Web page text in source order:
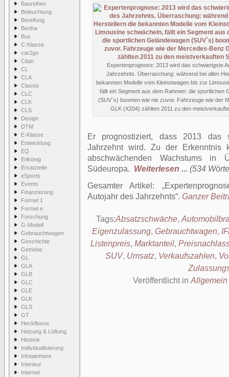
Baureihen
Beleuchtung
Bereifung
Bertha
Bus
C-Klasse
car2go
Citan
CL
CLA
Classic
CLC
CLK
CLS
Design
DTM
E-Klasse
Entwicklung
EQ
Erlkönig
Ersatzteile
eSports
Events
Finanzierung
Formel 1
Formel e
Forschung
G-Modell
Gebrauchtwagen
Geschichte
Getriebe
GL
GLA
GLB
GLC
GLE
GLK
GLS
GT
Heckflosse
Heizung & Lüftung
Historie
Individualisierung
Infotainment
Interieur
Internet
Expertenprognose: 2013 wird das schwierigste
Jahrzehnts. Überraschung: während bei allen
bekannten Modelle vom Kleinstwagen bis zur
fällt ein Segment aus dem Rahmen: die sportlichen
(SUV´s) boomen wie nie zuvor. Fahrzeuge wie der
GLK (X204) zählten 2011 zu den
Er prognostiziert, dass 2013 das
Jahrzehnt wird. Zu der Erkenntnis
abschwächenden Wachstums
Südeuropa. Weiterlesen ... (534
Gesamter Artikel:
Autojahr des Jahrzehnts . Ganzer
Tags:Absatzschwäche,
Eigenzulassung, Gebrauchtwagen,
Listenpreis, Marktanteil,
SUV, Umsatz, Verkaufszahlen,
Veröffentlicht in Allgemein